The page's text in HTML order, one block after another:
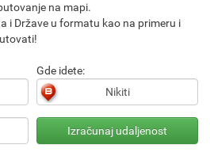
na mapi.
i Države u formatu kao na primeru i
Gde idete: